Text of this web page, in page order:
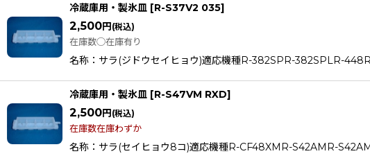
冷蔵庫用・製氷皿 [R-S37V2 035]
2,500円 (税込)
在庫数◯在庫有り
名称：サラ(ジドウセイヒョウ)適応機種R-382SPR-382SPLR-
冷蔵庫用・製氷皿 [R-S47VM RXD]
2,500円 (税込)
在庫数在庫わずか
名称：サラ(セイヒョウ8コ)適応機種R-CF48XMR-S42AMR-